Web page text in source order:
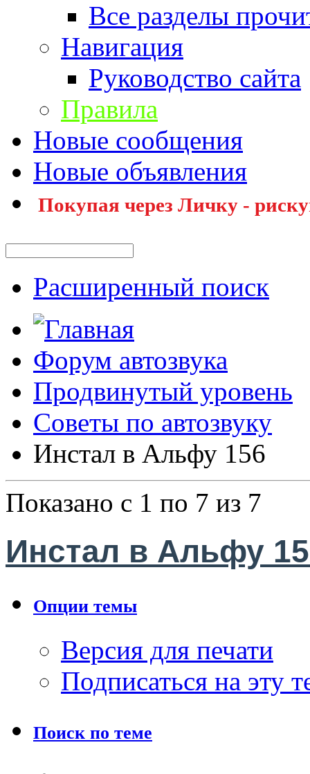
Все разделы
Навигация
Руководство сайта
Правила
Новые сообщения
Новые объявления
Покупая через Личку -
Расширенный поиск
Форум автозвука
Продвинутый уровень
Советы по автозвуку
Инстал в Альфу 156
Показано с 1 по 7 из 7
Инстал в Альфу
Опции темы
Версия для печати
Подписаться на эту
Поиск по теме